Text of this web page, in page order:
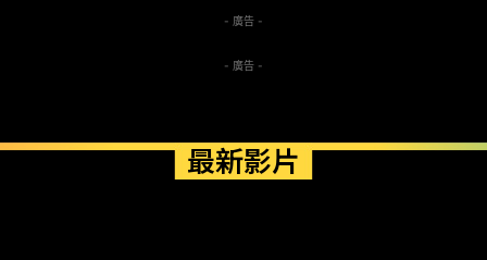
- 廣告 -
- 廣告 -
最新影片